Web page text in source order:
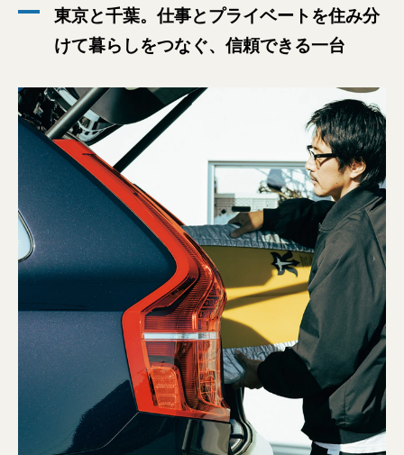
東京と千葉。仕事とプライベートを住み分
けて暮らしをつなぐ、信頼できる一台